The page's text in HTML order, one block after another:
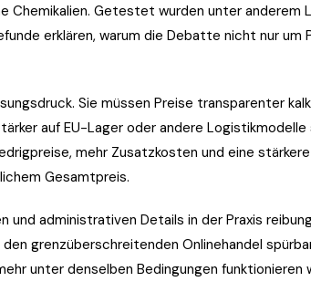
Chemikalien. Getestet wurden unter anderem
erklären, warum die Debatte nicht nur um
Sie müssen Preise transparenter
auf EU-Lager oder andere
mehr Zusatzkosten und eine
Gesamtpreis.
und administrativen Details in der Praxis
grenzüberschreitenden Onlinehandel
unter denselben Bedingungen funktionieren